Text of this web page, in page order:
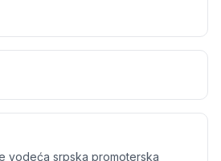
vodeća srpska promoterska